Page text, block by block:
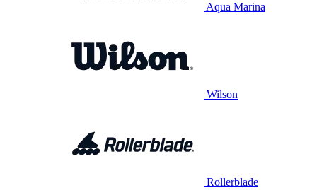
Aqua Marina
Wilson
Rollerblade